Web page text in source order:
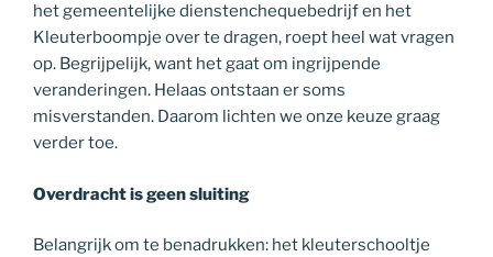
het gemeentelijke dienstenchequebedrijf en het
Kleuterboompje over te dragen, roept heel wat vragen
op. Begrijpelijk, want het gaat om ingrijpende
veranderingen. Helaas ontstaan er soms
misverstanden. Daarom lichten we onze keuze graag
verder toe.
Overdracht is geen sluiting
Belangrijk om te benadrukken: het kleuterschooltje